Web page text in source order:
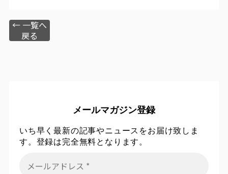
← 一覧へ
戻る
メールマガジン登録
いち早く最新の記事やニュースをお届け致しま
す。登録は完全無料となります。